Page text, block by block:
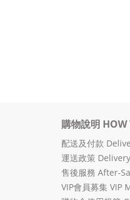
購物說明 HOW
配送及付款
運送政策
售後服務 After-
VIP會員募集 VIP